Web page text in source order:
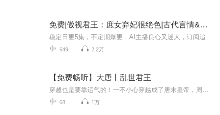
免费|傲视君王：庶女弃妃很绝色|古代言情&傲视君王&庶女弃妃很绝色
649 2.2万
【免费畅听】大唐丨乱世君王
68 1万